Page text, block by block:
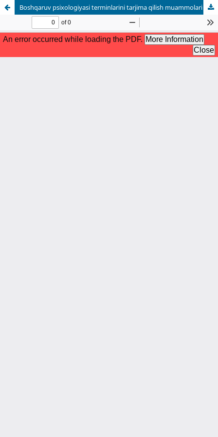
Boshqaruv psixologiyasi terminlarini tarjima qilish muammolari va ularni hal qilish yo‘llari